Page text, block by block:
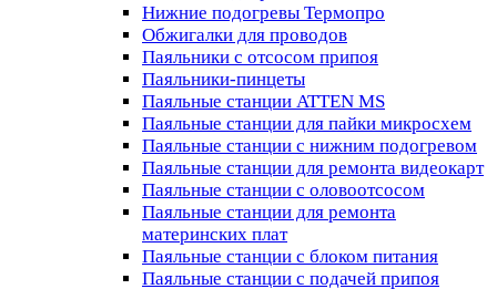
Нижние подогревы Термопро
Обжигалки для проводов
Паяльники с отсосом припоя
Паяльники-пинцеты
Паяльные станции ATTEN MS
Паяльные станции для пайки микросхем
Паяльные станции с нижним подогревом
Паяльные станции для ремонта видеокарт
Паяльные станции с оловоотсосом
Паяльные станции для ремонта
материнских плат
Паяльные станции с блоком питания
Паяльные станции с подачей припоя